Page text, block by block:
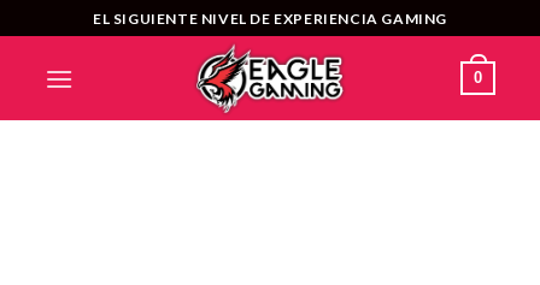
al
contenido
EL SIGUIENTE NIVEL DE EXPERIENCIA GAMING
0